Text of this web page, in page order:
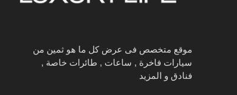
موقع متخصص فى عرض كل ما هو ثمين من
سيارات فاخرة , ساعات , طائرات خاصة ,
فنادق و المزيد